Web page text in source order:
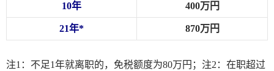
10年 400万円
21年* 870万円
注1：不足1年就离职的，免税额度为80万円；注2：在职超过